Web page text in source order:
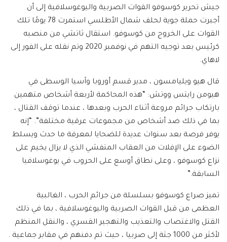
جيش تحرير كوسوفو القوات الصربية واليوغوسلافية إلى أن
أجبرت حملة جوية لحلف شمال الأطلسي استمرت 78 يومًا تلك
القوات على الخروج من كوسوفو. استقال ثاتشي من منصبه
كرئيس بعد توجيه التهم في نوفمبر 2020 وتم نقله على الفور إلى
لاهاي.
قال هيو ويليامسون ، مدير قسم أوروبا وآسيا الوسطى في
هيومن رايتس ووتش: “هذه المحاكمة لأربعة أشخاص متهمين
بارتكاب جرائم مروعة أثناء الحرب وبعدها ، عندما توقف القتال ،
بما في ذلك ضد أشخاص من مجموعات عرقية مختلفة”. “إنه
يوفر فرصة بعد سنوات عديدة للضحايا لمعرفة ما حدث ويسلط
الضوء على الإفلات من العقاب المتفشي الذي لا يزال يخيم على
نزاع كوسوفو ، وعلى نطاق أوسع على الحروب في يوغوسلافيا
السابقة.”
تميز صراع كوسوفو بسلسلة من جرائم الحرب ، الغالبية
العظمى من قبل القوات الصربية واليوغوسلافية ، بما في ذلك
القتل والاغتصاب والتعذيب والتهجير القسري ، والنقل المنظم
لأكثر من 1000 جثة إلى صربيا ، حيث تم دفنهم في مقابر جماعية .